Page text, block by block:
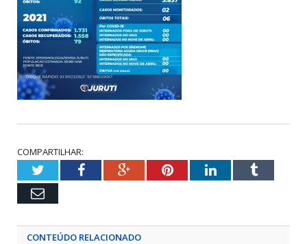
COMPARTILHAR:
TwitterFacebookGoogle+PinterestLinkedInTumblr
Email
CONTEÚDO RELACIONADO